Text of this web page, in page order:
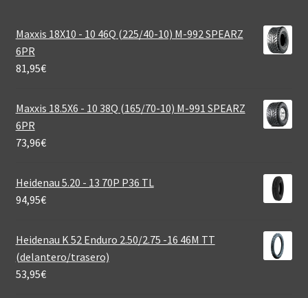
Maxxis 18X10 - 10 46Q (225/40-10) M-992 SPEARZ
6PR
81,95€
Maxxis 18.5X6 - 10 38Q (165/70-10) M-991 SPEARZ
6PR
73,96€
Heidenau 5.20 - 13 70P P36 TL
94,95€
Heidenau K 52 Enduro 2.50/2.75 -16 46M TT
(delantero/trasero)
53,95€